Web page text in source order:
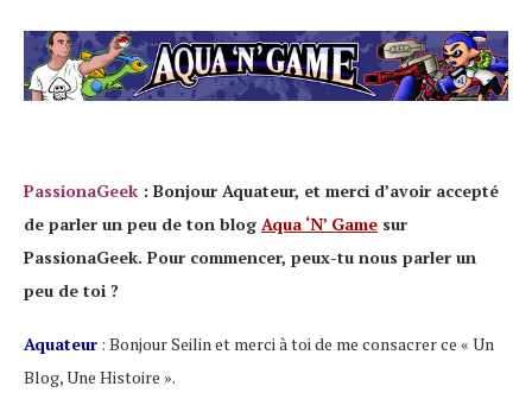
PassionaGeek : Bonjour Aquateur, et merci d’avoir accepté
de parler un peu de ton blog Aqua ‘N’ Game sur
PassionaGeek. Pour commencer, peux-tu nous parler un
peu de toi ?
Aquateur : Bonjour Seilin et merci à toi de me consacrer ce « Un
Blog, Une Histoire ».